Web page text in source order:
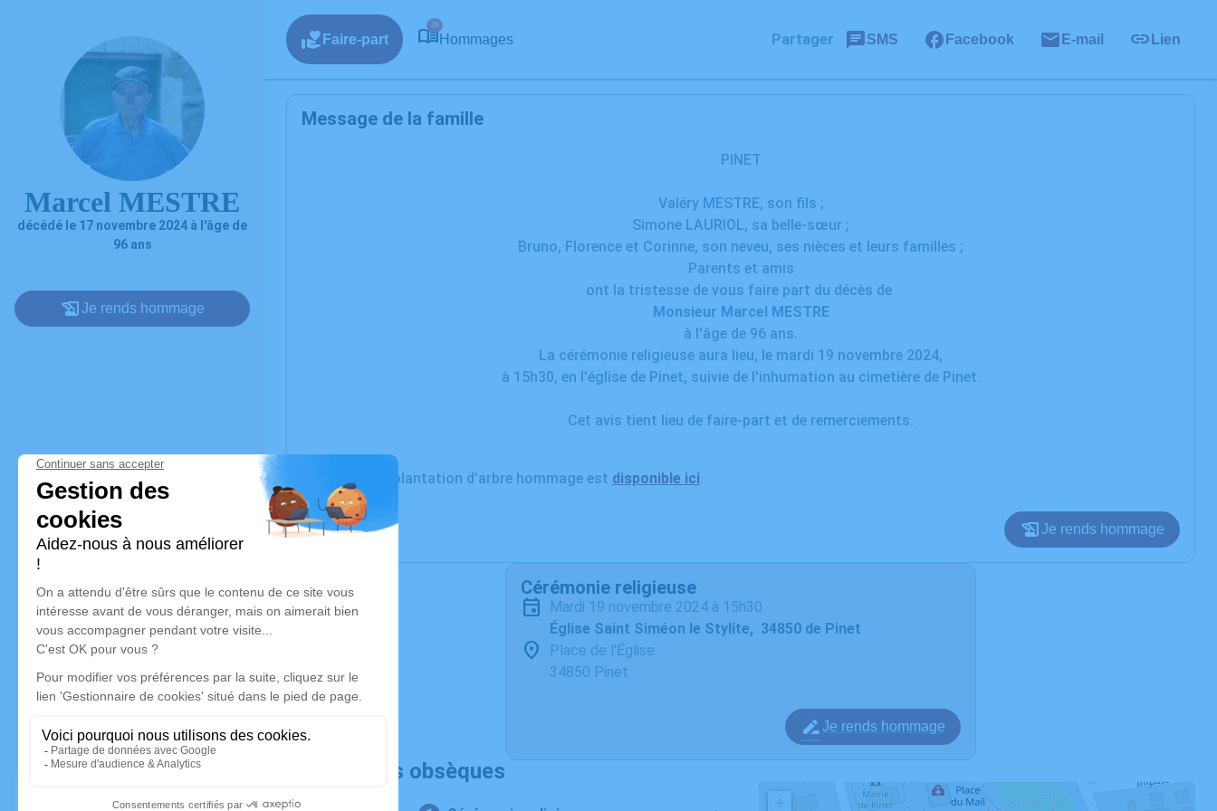
Marcel MESTRE
décédé le 17 novembre 2024 à l'âge de
96 ans
Je rends hommage
Faire-part
28
Hommages Partager SMS Facebook E-mail Lien
Message de la famille
PINET
Valéry MESTRE, son fils ;
Simone LAURIOL, sa belle-sœur ;
Bruno, Florence et Corinne, son neveu, ses nièces et leurs familles ;
Parents et amis
ont la tristesse de vous faire part du décès de
Monsieur Marcel MESTRE
à l'âge de 96 ans.
La cérémonie religieuse aura lieu, le mardi 19 novembre 2024,
à 15h30, en l'église de Pinet, suivie de l'inhumation au cimetière de Pinet.
Cet avis tient lieu de faire-part et de remerciements.
Un service de plantation d’arbre hommage est disponible ici.
Je rends hommage
Cérémonie religieuse
mardi 19 novembre 2024 à 15h30
Église Saint Siméon le Stylite, 34850 de Pinet
Place de l'Église
34850 Pinet
Je rends hommage
Déroulé des obsèques